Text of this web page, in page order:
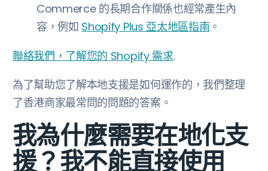
Commerce 的長期合作關係也經常產生內
容，例如 Shopify Plus 亞太地區指南 。
聯絡我們，了解您的 Shopify 需求.
為了幫助您了解本地支援是如何運作的，我們整理
了香港商家最常問的問題的答案。
我為什麼需要在地化支
援？我不能直接使用